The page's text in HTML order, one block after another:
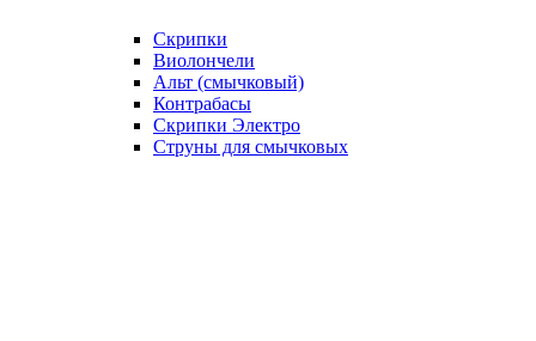
Скрипки
Виолончели
Альт (смычковый)
Контрабасы
Скрипки Электро
Струны для смычковых